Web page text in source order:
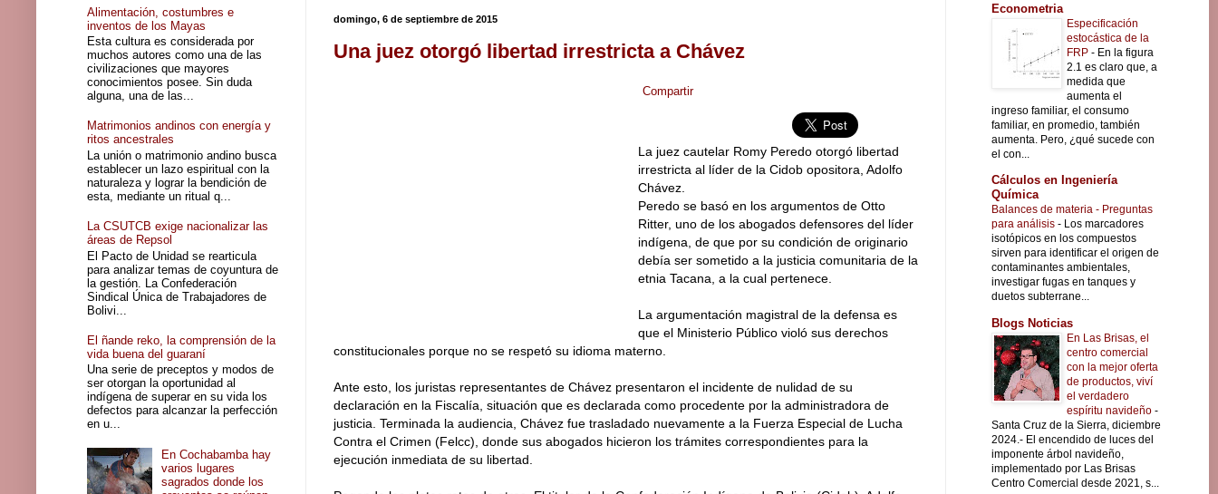
domingo, 6 de septiembre de 2015
Una juez otorgó libertad irrestricta a Chávez
Compartir
La juez cautelar Romy Peredo otorgó libertad
irrestricta al líder de la Cidob opositora, Adolfo
Chávez.
Peredo se basó en los argumentos de Otto
Ritter, uno de los abogados defensores del líder
indígena, de que por su condición de originario
debía ser sometido a la justicia comunitaria de la
etnia Tacana, a la cual pertenece.
La argumentación magistral de la defensa es
que el Ministerio Público violó sus derechos
constitucionales porque no se respetó su idioma materno.
Ante esto, los juristas representantes de Chávez presentaron el incidente de nulidad de su
declaración en la Fiscalía, situación que es declarada como procedente por la administradora de
justicia. Terminada la audiencia, Chávez fue trasladado nuevamente a la Fuerza Especial de Lucha
Contra el Crimen (Felcc), donde sus abogados hicieron los trámites correspondientes para la
ejecución inmediata de su libertad.
Alimentación, costumbres e
inventos de los Mayas
Esta cultura es considerada por
muchos autores como una de las
civilizaciones que mayores
conocimientos posee. Sin duda
alguna, una de las...
Matrimonios andinos con energía y
ritos ancestrales
La unión o matrimonio andino busca
establecer un lazo espiritual con la
naturaleza y lograr la bendición de
esta, mediante un ritual q...
La CSUTCB exige nacionalizar las
áreas de Repsol
El Pacto de Unidad se rearticula
para analizar temas de coyuntura de
la gestión. La Confederación
Sindical Única de Trabajadores de
Bolivi...
El ñande reko, la comprensión de la
vida buena del guaraní
Una serie de preceptos y modos de
ser otorgan la oportunidad al
indígena de superar en su vida los
defectos para alcanzar la perfección
en u...
En Cochabamba hay
varios lugares
sagrados donde los
Econometria
Especificación
estocástica de la
FRP - En la figura
2.1 es claro que, a
medida que
aumenta el
ingreso familiar, el consumo
familiar, en promedio, también
aumenta. Pero, ¿qué sucede con
el con...
Cálculos en Ingeniería
Química
Balances de materia - Preguntas
para análisis - Los marcadores
isotópicos en los compuestos
sirven para identificar el origen de
contaminantes ambientales,
investigar fugas en tanques y
duetos subterrane...
Blogs Noticias
En Las Brisas, el
centro comercial
con la mejor oferta
de productos, viví
el verdadero
espíritu navideño -
Santa Cruz de la Sierra, diciembre
2024.- El encendido de luces del
imponente árbol navideño,
implementado por Las Brisas
Centro Comercial desde 2021, s...